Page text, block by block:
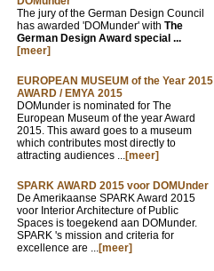
The jury of the German Design Council
has awarded 'DOMunder' with The
German Design Award special ...
[meer]
EUROPEAN MUSEUM of the Year 2015
AWARD / EMYA 2015
DOMunder is nominated for The
European Museum of the year Award
2015. This award goes to a museum
which contributes most directly to
attracting audiences ...[meer]
SPARK AWARD 2015 voor DOMUnder
De Amerikaanse SPARK Award 2015
voor Interior Architecture of Public
Spaces is toegekend aan DOMunder.
SPARK 's mission and criteria for
excellence are ...[meer]